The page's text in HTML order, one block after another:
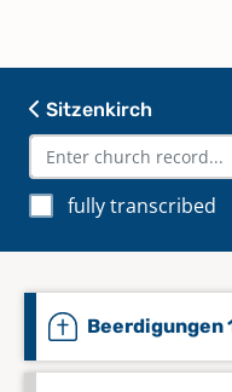
Sitzenkirch
fully transcribed
Beerdigungen